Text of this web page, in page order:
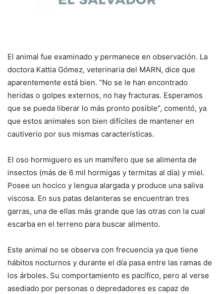
El animal fue examinado y permanece en observación. La
doctora Kattia Gómez, veterinaria del MARN, dice que
aparentemente está bien. “No se le han encontrado
heridas o golpes externos, no hay fracturas. Esperamos
que se pueda liberar lo más pronto posible”, comentó, ya
que estos animales son bien difíciles de mantener en
cautiverio por sus mismas características.
El oso hormiguero es un mamífero que se alimenta de
insectos (más de 6 mil hormigas y termitas al día) y miel.
Posee un hocico y lengua alargada y produce una saliva
viscosa. En sus patas delanteras se encuentran tres
garras, una de ellas más grande que las otras con la cual
escarba en el terreno para buscar alimento.
Este animal no se observa con frecuencia ya que tiene
hábitos nocturnos y durante el día pasa entre las ramas de
los árboles. Su comportamiento es pacífico, pero al verse
asediado por personas o depredadores es capaz de